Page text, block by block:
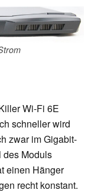
Wi-Fi 6E
schneller wird
zwar im Gigabit-
des Moduls
einen Hänger
recht konstant.